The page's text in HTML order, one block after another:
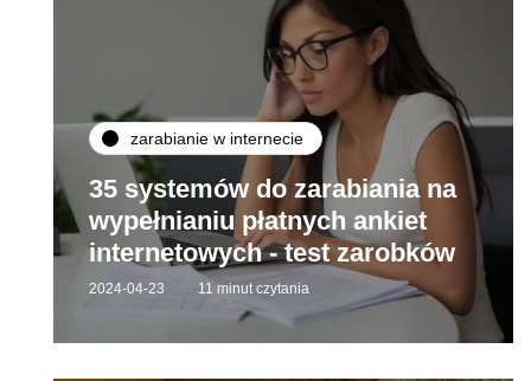
zarabianie w internecie
35 systemów do zarabiania na
wypełnianiu płatnych ankiet
internetowych - test zarobków
2024-04-23 11 minut czytania